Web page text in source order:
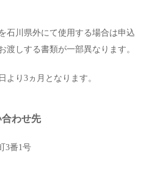
石川県外にて使用する場合は申込
しする書類が一部異なります。
より3ヵ月となります。
わせ先
3番1号